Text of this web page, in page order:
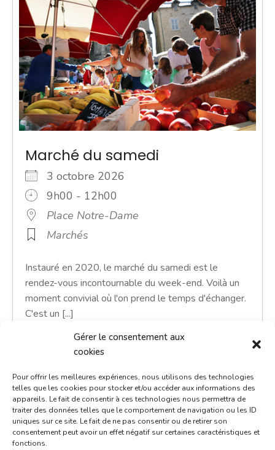
Gérer le consentement aux
cookies
Pour offrir les meilleures expériences, nous utilisons des technologies
telles que les cookies pour stocker et/ou accéder aux informations des
appareils. Le fait de consentir à ces technologies nous permettra de
traiter des données telles que le comportement de navigation ou les ID
uniques sur ce site. Le fait de ne pas consentir ou de retirer son
consentement peut avoir un effet négatif sur certaines caractéristiques et
fonctions.
Marché du samedi
3 octobre 2026
9h00 - 12h00
Place Notre-Dame
Marchés
Instauré en 2020, le marché du samedi est le
rendez-vous incontournable du week-end. Voilà un
moment convivial où l'on prend le temps d'échanger.
C'est un [...]
En savoir plus